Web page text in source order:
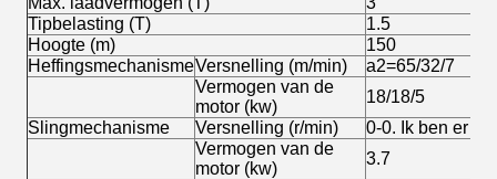
Tipbelasting (T)
1.5
Hoogte (m)
150
HeffingsmechanismeVersnelling (m/min)
a2=65/32/7
Vermogen van de
motor (kw)
18/18/5
Slingmechanisme
Versnelling (r/min)
0-0. Ik ben er
Vermogen van de
motor (kw)
3.7